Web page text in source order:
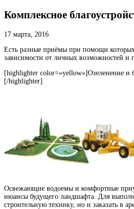
Комплексное
17 марта, 2016
Есть разные приёмы при помощи
зависимости от личных возможностей и
[highlighter color=»yellow»]Озеленение и
[/highlighter]
Освежающие водоемы и комфортные
нюансы будущего ландшафта. Для
строительную технику, но и заказать в